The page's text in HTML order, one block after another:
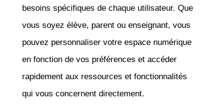
besoins spécifiques de chaque utilisateur. Que
vous soyez élève, parent ou enseignant, vous
pouvez personnaliser votre espace numérique
en fonction de vos préférences et accéder
rapidement aux ressources et fonctionnalités
qui vous concernent directement.